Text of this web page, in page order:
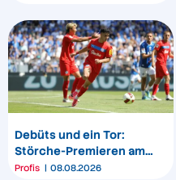
Debüts und ein Tor:
Störche-Premieren am
„Bölle“
Profis 08.08.2026